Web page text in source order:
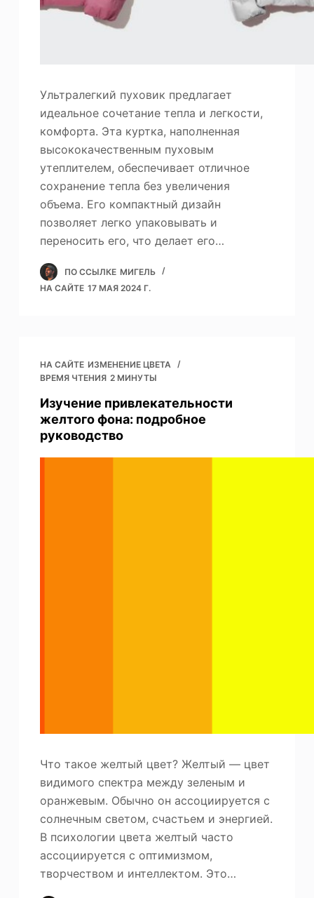
Ультралегкий пуховик предлагает
идеальное сочетание тепла и легкости,
комфорта. Эта куртка, наполненная
высококачественным пуховым
утеплителем, обеспечивает отличное
сохранение тепла без увеличения
объема. Его компактный дизайн
позволяет легко упаковывать и
переносить его, что делает его…
ПО ССЫЛКЕ МИГЕЛЬ
НА САЙТЕ 17 МАЯ 2024 Г.
НА САЙТЕ ИЗМЕНЕНИЕ ЦВЕТА
ВРЕМЯ ЧТЕНИЯ 2 МИНУТЫ
Изучение привлекательности
желтого фона: подробное
руководство
Что такое желтый цвет? Желтый — цвет
видимого спектра между зеленым и
оранжевым. Обычно он ассоциируется с
солнечным светом, счастьем и энергией.
В психологии цвета желтый часто
ассоциируется с оптимизмом,
творчеством и интеллектом. Это…